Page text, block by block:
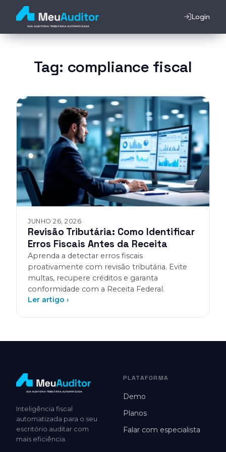
Login
Tag: compliance fiscal
JUNHO 26, 2026
Revisão Tributária: Como Identificar
Erros Fiscais Antes da Receita
Aprenda a detectar erros fiscais
proativamente com revisão tributária. Evite
multas, recupere créditos e garanta
conformidade com a Receita Federal.
Ler artigo ›
Inteligência fiscal
automatizada para o seu
escritório auditar com
mais eficiência.
PLATAFORMA
Demo
Planos
Falar com especialista